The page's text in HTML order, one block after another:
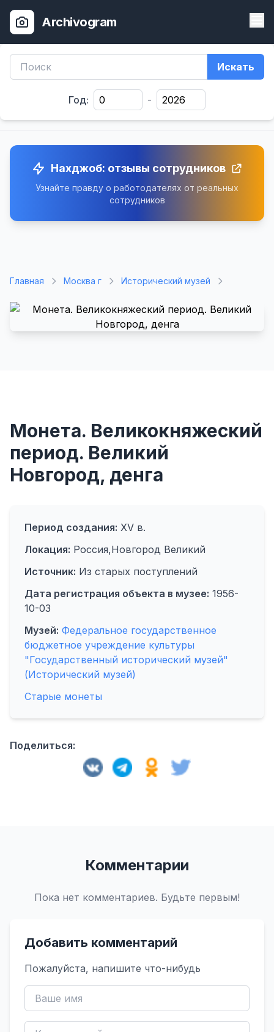
Archivogram
Искать
Год: -
Нахджоб: отзывы сотрудников
Узнайте правду о работодателях от реальных
сотрудников
Главная Москва г Исторический музей
Монета. Великокняжеский
период. Великий
Новгород, денга
Период создания: XV в.
Локация: Россия,Новгород Великий
Источник: Из старых поступлений
Дата регистрация объекта в музее: 1956-
10-03
Музей: Федеральное государственное
бюджетное учреждение культуры
"Государственный исторический музей"
(Исторический музей)
Старые монеты
Поделиться:
Комментарии
Пока нет комментариев. Будьте первым!
Добавить комментарий
Пожалуйста, напишите что-нибудь